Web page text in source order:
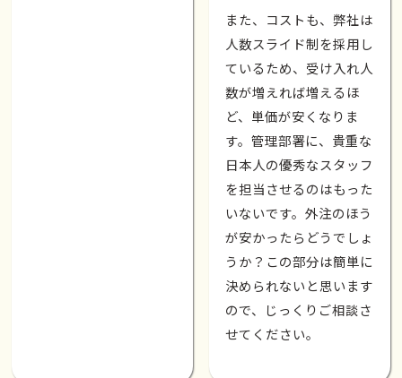
また、コストも、弊社は
人数スライド制を採用し
ているため、受け入れ人
数が増えれば増えるほ
ど、単価が安くなりま
す。管理部署に、貴重な
日本人の優秀なスタッフ
を担当させるのはもった
いないです。外注のほう
が安かったらどうでしょ
うか？この部分は簡単に
決められないと思います
ので、じっくりご相談さ
せてください。